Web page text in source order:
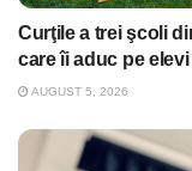
Curţile a trei şcoli
care îi aduc pe
AUGUST 5, 2026